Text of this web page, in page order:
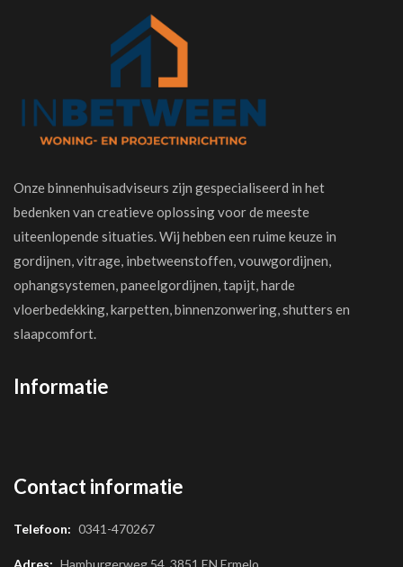
Onze binnenhuisadviseurs zijn gespecialiseerd in het
bedenken van creatieve oplossing voor de meeste
uiteenlopende situaties. Wij hebben een ruime keuze in
gordijnen, vitrage, inbetweenstoffen, vouwgordijnen,
ophangsystemen, paneelgordijnen, tapijt, harde
vloerbedekking, karpetten, binnenzonwering, shutters en
slaapcomfort.
Informatie
Contact informatie
Telefoon: 0341-470267
Adres: Hamburgerweg 54, 3851 EN Ermelo